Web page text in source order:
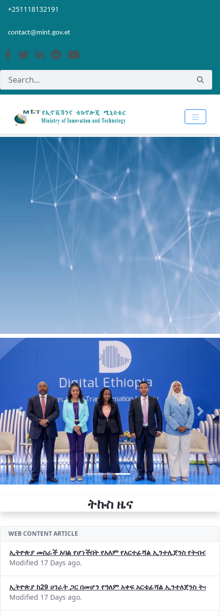
Skip to Main Content
Open Accessibility Menu
+251118132191
contact@mint.gov.et
Previous Next
ትኩስ ዜና
WEB CONTENT ARTICLE
ኢትዮጵያ መስራች አባል የሆነችበት የአለም የአርተፊሻል ኢንተሊጀንስ የትብብር
Modified 17 Days ago.
ኢትዮጵያ ከ29 ሀገራት ጋር በመሆን የዓለም አቀፍ አርቴፊሻል ኢንተለጀንስ
Modified 17 Days ago.